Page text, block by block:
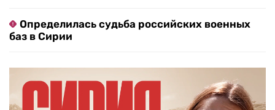
Определилась судьба российских военных
баз в Сирии